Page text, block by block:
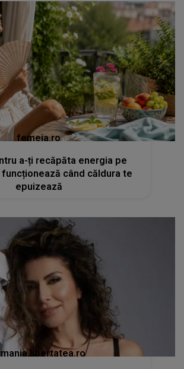
femeia.ro
a-ți recăpăta energia pe
funcționează când căldura te
epuizează